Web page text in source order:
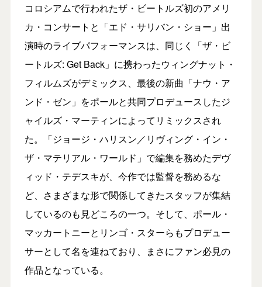
コロシアムで行われたザ・ビートルズ初のアメリ
カ・コンサートと「エド・サリバン・ショー」出
演時のライブパフォーマンスは、同じく「ザ・ビ
ートルズ: Get Back」に携わったウィングナット・
フィルムズがデミックス、最後の新曲「ナウ・ア
ンド・ゼン」をポールと共同プロデュースしたジ
ャイルズ・マーティンによってリミックスされ
た。「ジョージ・ハリスン／リヴィング・イン・
ザ・マテリアル・ワールド」で編集を務めたデヴ
ィッド・テデスキが、今作では監督を務めるな
ど、さまざまな形で関係してきたスタッフが集結
しているのも見どころの一つ。そして、ポール・
マッカートニーとリンゴ・スターらもプロデュー
サーとして名を連ねており、まさにファン必見の
作品となっている。